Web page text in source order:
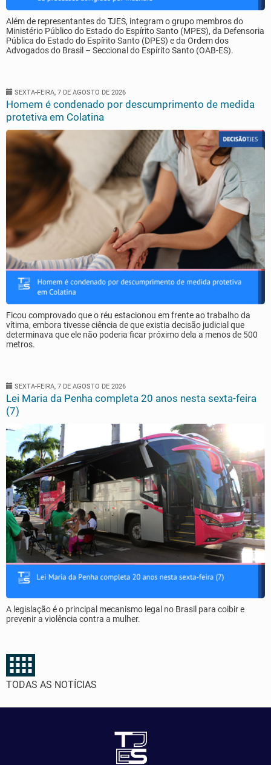
Além de representantes do TJES, integram o grupo membros do
Ministério Público do Estado do Espírito Santo (MPES), da Defensoria
Pública do Estado do Espírito Santo (DPES) e da Ordem dos
Advogados do Brasil – Seccional do Espírito Santo (OAB-ES).
SEXTA-FEIRA, 7 DE AGOSTO DE 2026
Homem é condenado por descumprimento de medida
protetiva em Colatina
Ficou comprovado que o réu estacionou em frente ao trabalho da
vítima, embora tivesse ciência de que existia decisão judicial que
determinava que ele não poderia ficar próximo dela a menos de 500
metros.
SEXTA-FEIRA, 7 DE AGOSTO DE 2026
Lei Maria da Penha completa 20 anos nesta sexta-feira
(7)
A legislação é o principal mecanismo legal no Brasil para coibir e
prevenir a violência contra a mulher.
TODAS AS NOTÍCIAS